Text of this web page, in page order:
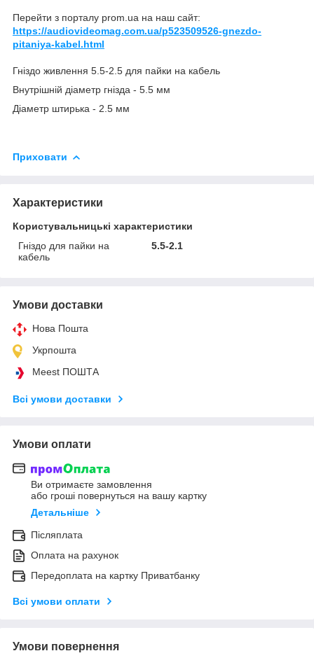
Перейти з порталу prom.ua на наш сайт:
https://audiovideomag.com.ua/p523509526-gnezdo-
pitaniya-kabel.html
Гніздо живлення 5.5-2.5 для пайки на кабель
Внутрішній діаметр гнізда - 5.5 мм
Діаметр штирька - 2.5 мм
Приховати
Характеристики
Користувальницькі характеристики
Гніздо для пайки на
кабель
5.5-2.1
Умови доставки
Нова Пошта
Укрпошта
Meest ПОШТА
Всі умови доставки
Умови оплати
Ви отримаєте замовлення
або гроші повернуться на вашу картку
Детальніше
Післяплата
Оплата на рахунок
Передоплата на картку Приватбанку
Всі умови оплати
Умови повернення